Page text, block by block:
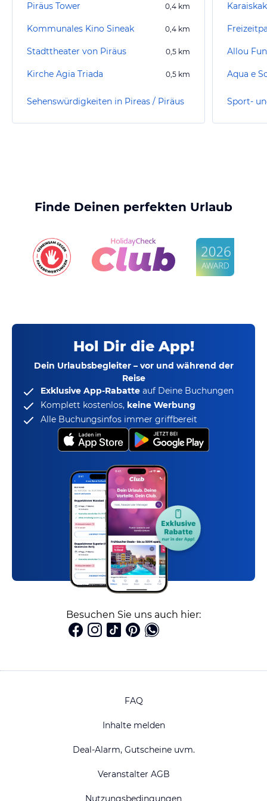
Piräus Tower 0,4 km
Kommunales Kino Sineak 0,4 km
Stadttheater von Piräus 0,5 km
Kirche Agia Triada 0,5 km
Sehenswürdigkeiten in Pireas / Piräus
Allou
Aqua e
Finde Deinen perfekten Urlaub
Hol Dir die App!
Dein Urlaubsbegleiter – vor und während der
Reise
Exklusive App-Rabatte auf Deine Buchungen
Komplett kostenlos, keine Werbung
Alle Buchungsinfos immer griffbereit
Besuchen Sie uns auch hier:
FAQ
Inhalte melden
Deal-Alarm, Gutscheine uvm.
Veranstalter AGB
Nutzungsbedingungen